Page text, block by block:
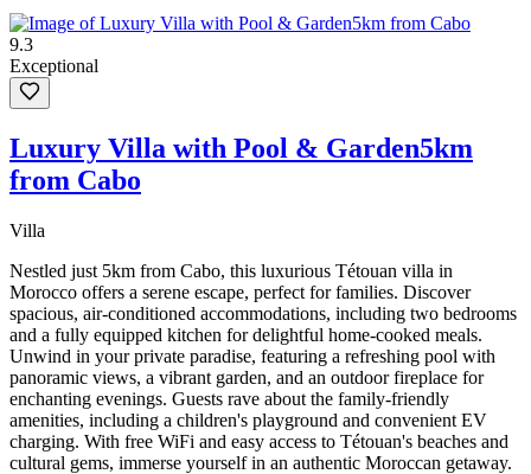
9.3
Exceptional
Luxury Villa with Pool & Garden5km
from Cabo
Villa
Nestled just 5km from Cabo, this luxurious Tétouan villa in
Morocco offers a serene escape, perfect for families. Discover
spacious, air-conditioned accommodations, including two bedrooms
and a fully equipped kitchen for delightful home-cooked meals.
Unwind in your private paradise, featuring a refreshing pool with
panoramic views, a vibrant garden, and an outdoor fireplace for
enchanting evenings. Guests rave about the family-friendly
amenities, including a children's playground and convenient EV
charging. With free WiFi and easy access to Tétouan's beaches and
cultural gems, immerse yourself in an authentic Moroccan getaway.